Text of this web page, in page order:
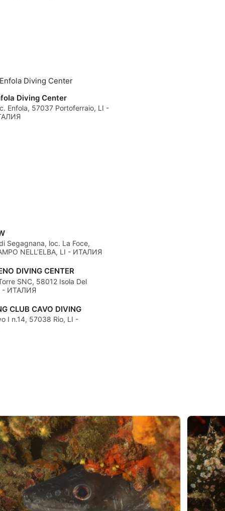
Diving Center
Enfola, 57037 Portoferraio, LI -
Segagnana, loc. La Foce,
NELL’ELBA, LI - ИТАЛИЯ
DIVING CENTER
SNC, 58012 Isola Del
- ИТАЛИЯ
CLUB CAVO DIVING
I n.14, 57038 Rio, LI -